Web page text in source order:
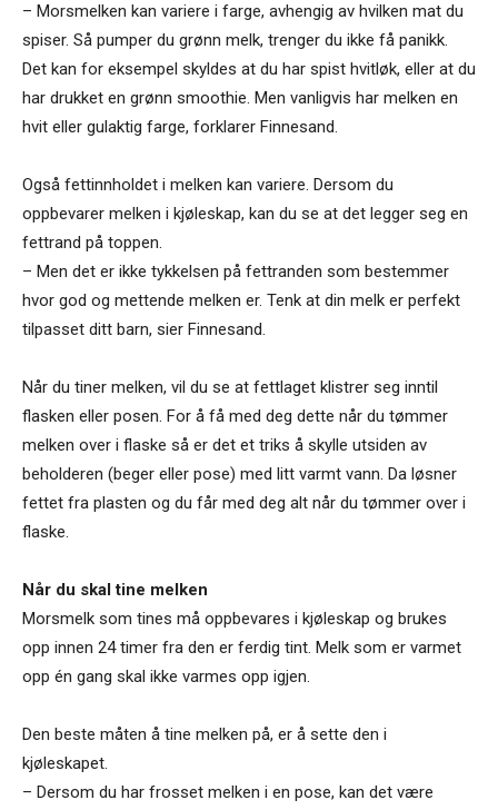
– Morsmelken kan variere i farge, avhengig av hvilken mat du
spiser. Så pumper du grønn melk, trenger du ikke få panikk.
Det kan for eksempel skyldes at du har spist hvitløk, eller at du
har drukket en grønn smoothie. Men vanligvis har melken en
hvit eller gulaktig farge, forklarer Finnesand.
Også fettinnholdet i melken kan variere. Dersom du
oppbevarer melken i kjøleskap, kan du se at det legger seg en
fettrand på toppen.
– Men det er ikke tykkelsen på fettranden som bestemmer
hvor god og mettende melken er. Tenk at din melk er perfekt
tilpasset ditt barn, sier Finnesand.
Når du tiner melken, vil du se at fettlaget klistrer seg inntil
flasken eller posen. For å få med deg dette når du tømmer
melken over i flaske så er det et triks å skylle utsiden av
beholderen (beger eller pose) med litt varmt vann. Da løsner
fettet fra plasten og du får med deg alt når du tømmer over i
flaske.
Når du skal tine melken
Morsmelk som tines må oppbevares i kjøleskap og brukes
opp innen 24 timer fra den er ferdig tint. Melk som er varmet
opp én gang skal ikke varmes opp igjen.
Den beste måten å tine melken på, er å sette den i
kjøleskapet.
– Dersom du har frosset melken i en pose, kan det være